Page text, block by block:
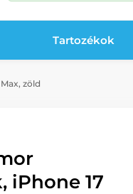
Tartozékok
zöld
iPhone 17